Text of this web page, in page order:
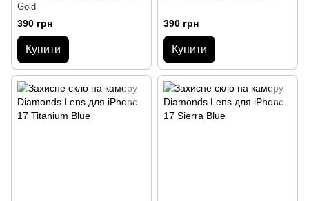
Gold
390 грн
Купити
390 грн
Купити